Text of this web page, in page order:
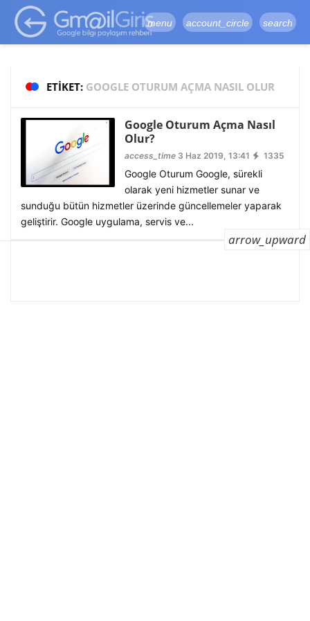
google-site-
verification=vqSI0upH550kabR5X8xpjMYieaXmuBueYgCJBW3uetM
menu account_circle search
ETIKET: GOOGLE OTURUM AÇMA NASIL OLUR
Google Oturum Açma Nasıl
Olur?
access_time3 Haz 2019, 13:41 1335
Google Oturum Google, sürekli
olarak yeni hizmetler sunar ve
sunduğu bütün hizmetler üzerinde güncellemeler yaparak
geliştirir. Google uygulama, servis ve...
arrow_upward